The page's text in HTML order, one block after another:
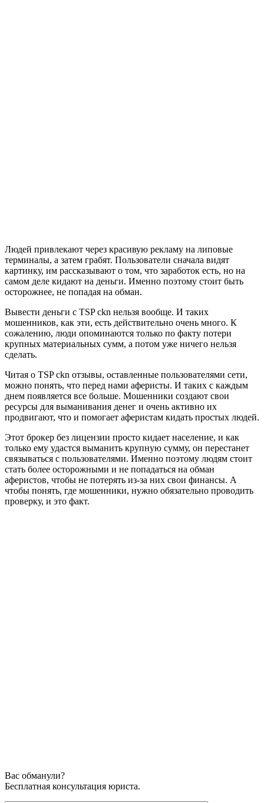
Людей привлекают через красивую рекламу на липовые
терминалы, а затем грабят. Пользователи сначала видят
картинку, им рассказывают о том, что заработок есть, но на
самом деле кидают на деньги. Именно поэтому стоит быть
осторожнее, не попадая на обман.
Вывести деньги с TSP ckn нельзя вообще. И таких
мошенников, как эти, есть действительно очень много. К
сожалению, люди опоминаются только по факту потери
крупных материальных сумм, а потом уже ничего нельзя
сделать.
Читая о TSP ckn отзывы, оставленные пользователями сети,
можно понять, что перед нами аферисты. И таких с каждым
днем появляется все больше. Мошенники создают свои
ресурсы для выманивания денег и очень активно их
продвигают, что и помогает аферистам кидать простых людей.
Этот брокер без лицензии просто кидает население, и как
только ему удастся выманить крупную сумму, он перестанет
связываться с пользователями. Именно поэтому людям стоит
стать более осторожными и не попадаться на обман
аферистов, чтобы не потерять из-за них свои финансы. А
чтобы понять, где мошенники, нужно обязательно проводить
проверку, и это факт.
Вас обманули?
Бесплатная консультация юриста.